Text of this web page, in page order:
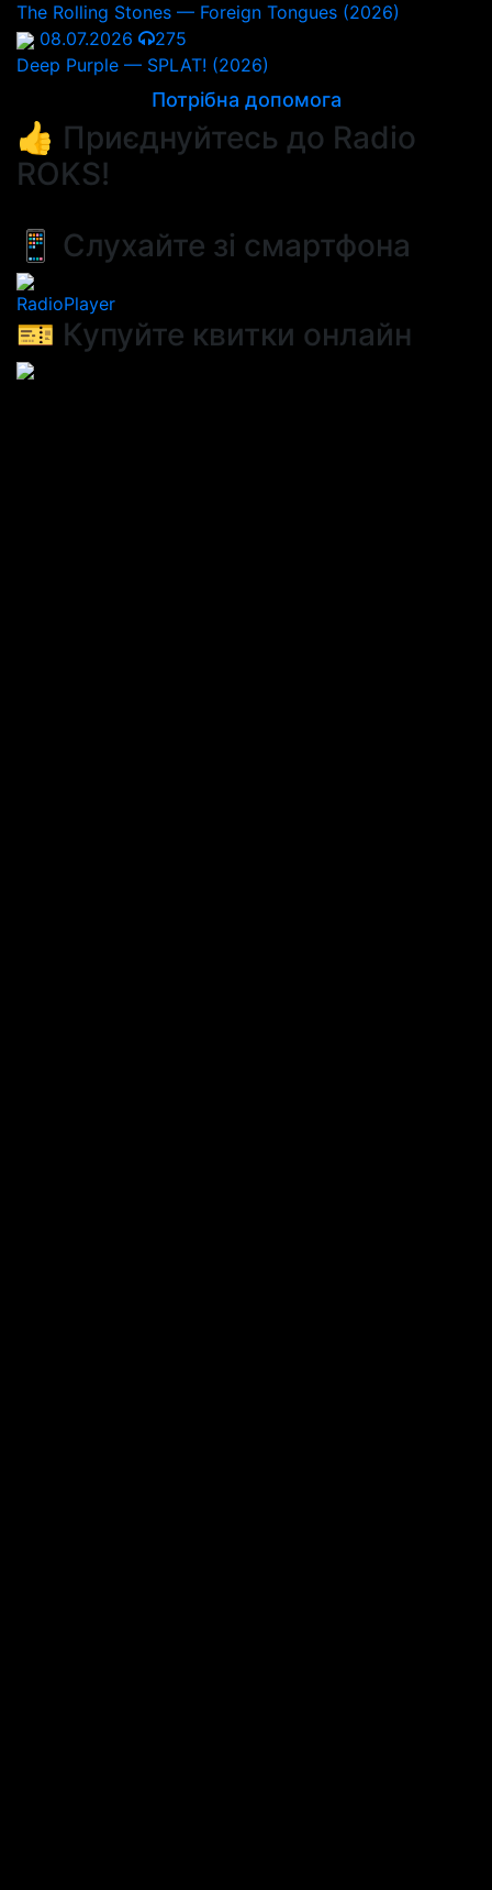
The Rolling Stones — Foreign Tongues (2026)
08.07.2026
275
Deep Purple — SPLAT! (2026)
Потрібна допомога
👍 Приєднуйтесь до Radio
ROKS!
📱 Слухайте зі смартфона
RadioPlayer
🎫 Купуйте квитки онлайн